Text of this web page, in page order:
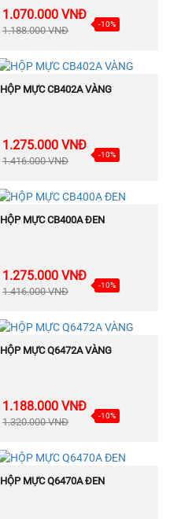
1.070.000 VNĐ
1.188.000 VNĐ
-10%
BÁN
CHẠY
MUA NGAY
HỘP MỰC CB402A VÀNG
1.275.000 VNĐ
1.416.000 VNĐ
-10%
BÁN
CHẠY
MUA NGAY
HỘP MỰC CB400A ĐEN
1.275.000 VNĐ
1.416.000 VNĐ
-10%
BÁN
CHẠY
MUA NGAY
HỘP MỰC Q6472A VÀNG
1.188.000 VNĐ
1.320.000 VNĐ
-10%
BÁN
CHẠY
MUA NGAY
HỘP MỰC Q6470A ĐEN